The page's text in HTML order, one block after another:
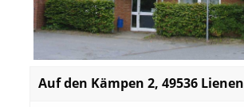
Auf den Kämpen 2, 49536 Lienen